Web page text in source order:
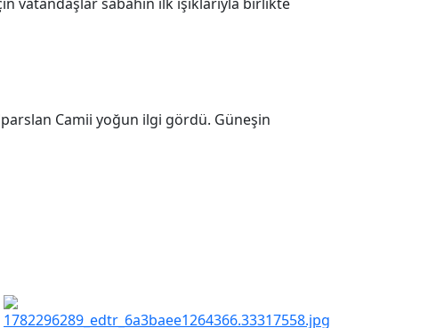
vatandaşlar sabahın ilk ışıklarıyla birlikte
Camii yoğun ilgi gördü. Güneşin